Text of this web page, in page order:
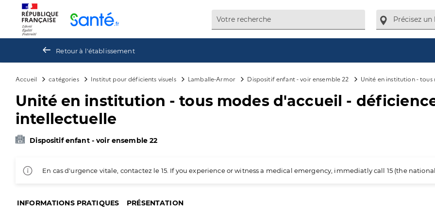
Retour à l'établissement
Accueil catégories Institut pour déficients visuels Lamballe-Armor Dispositif enfant - voir ensemble 22 Unité en institution -
Unité en institution - tous modes d'accueil -
intellectuelle
Dispositif enfant - voir ensemble 22
En cas d'urgence vitale, contactez le 15. If you experience or witness a medical emergency, immediatly call 15 (the
INFORMATIONS PRATIQUES PRÉSENTATION
Panneau de gestion des cookies